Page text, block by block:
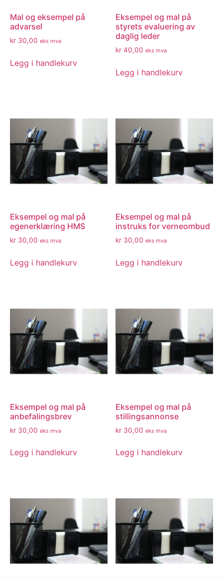
Mal og eksempel på
advarsel
kr 30,00 eks mva
Legg i handlekurv
Eksempel og mal på
styrets evaluering av
daglig leder
kr 40,00 eks mva
Legg i handlekurv
Eksempel og mal på
egenerklæring HMS
kr 30,00 eks mva
Legg i handlekurv
Eksempel og mal på
instruks for verneombud
kr 30,00 eks mva
Legg i handlekurv
Eksempel og mal på
anbefalingsbrev
kr 30,00 eks mva
Legg i handlekurv
Eksempel og mal på
stillingsannonse
kr 30,00 eks mva
Legg i handlekurv